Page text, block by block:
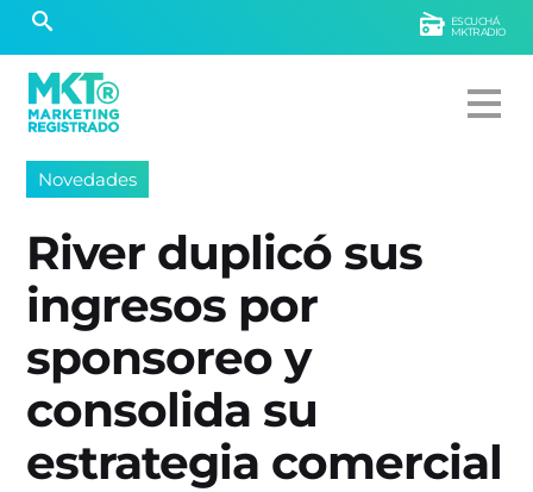
ESCUCHÁ
MKTRADIO
Novedades
River duplicó sus
ingresos por
sponsoreo y
consolida su
estrategia comercial